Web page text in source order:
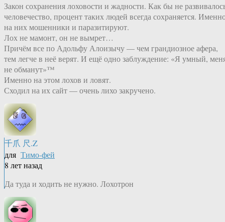
Закон сохранения лоховости и жадности. Как бы не
человечество, процент таких людей всегда сохраняется.
на них мошенники и паразитируют.
Лох не мамонт, он не вымрет…
Причём все по Адольфу Алоизычу — чем грандиозное афера,
тем легче в неё верят. И ещё одно заблуждение: «Я умный,
не обманут»™
Именно на этом лохов и ловят.
Сходил на их сайт — очень лихо закручено.
千爪 尺.Z
для Тимо-фей
8 лет назад
Да туда и ходить не нужно. Лохотрон